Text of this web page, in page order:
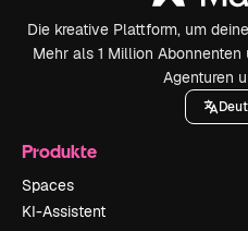
Die kreative Plattform, um
Mehr als 1 Million
Agenturen
Produkte
Spaces
KI-Assistent